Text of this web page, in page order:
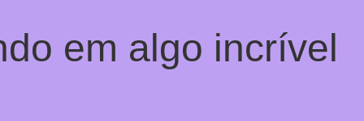
em algo incrível